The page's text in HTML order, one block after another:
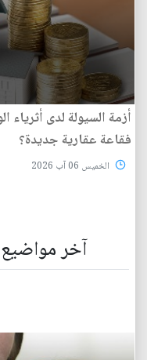
أزمة السيولة لدى
فقاعة عقارية جديدة؟
الخميس 06 آب 2026
آخر